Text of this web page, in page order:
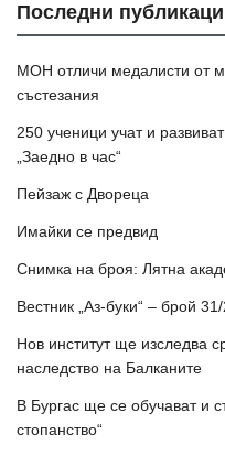
Последни
МОН отличи медалисти от
състезания
250 ученици учат и
„Заедно в час“
Пейзаж с Двореца
Имайки се предвид
Снимка на броя: Лятна
Вестник „Аз-буки“ – брой 31/
Нов институт ще изследва
наследство на Балканите
В Бургас ще се обучават и
стопанство“